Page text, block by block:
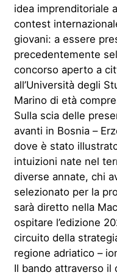
idea imprenditoriale
contest
giovani: a essere
precedentemente
concorso aperto a
all’Università degli
Marino di età
Sulla scia delle
avanti in Bosnia –
dove è stato
intuizioni nate nel
diverse annate, chi
selezionato per la
sarà diretto nella
ospitare l’edizione
circuito della
regione adriatico –
Il bando attraverso il